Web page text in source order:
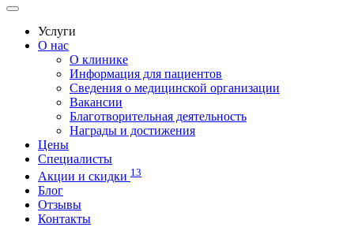
Услуги
О нас
О клинике
Информация для пациентов
Сведения о медицинской организации
Вакансии
Благотворительная деятельность
Награды и достижения
Цены
Специалисты
Акции и скидки 13
Блог
Отзывы
Контакты